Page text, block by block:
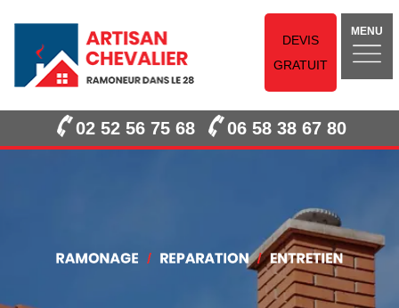
DEVIS
GRATUIT
MENU
02 52 56 75 68 06 58 38 67 80